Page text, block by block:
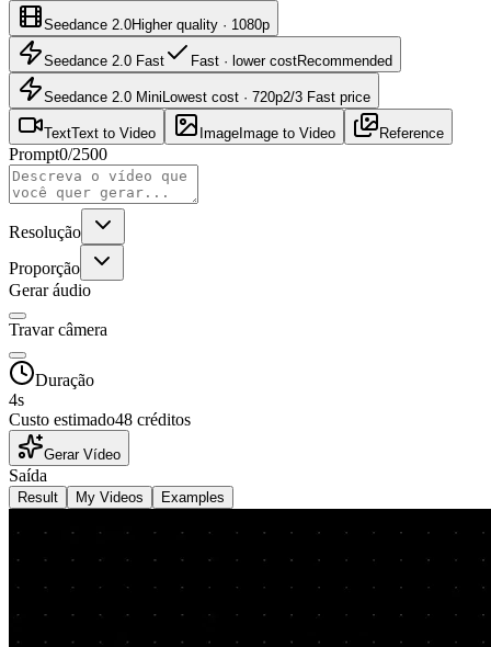
Seedance 2.0Higher quality · 1080p
Seedance 2.0 Fast Fast · lower costRecommended
Seedance 2.0 Mini Lowest cost · 720p2/3 Fast price
TextText to Video Image Image to Video Reference
Prompt0/2500
Resolução
Proporção
Gerar áudio
Travar câmera
Duração
4s
Custo estimado48 créditos
Gerar Vídeo
Saída
Result My Videos Examples